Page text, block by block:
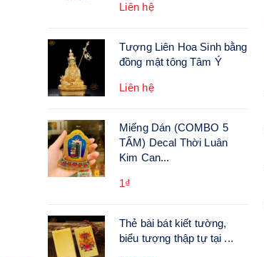
Liên hệ
Tượng Liên Hoa Sinh bằng
đồng mật tông Tâm Ý
Liên hệ
Miếng Dán (COMBO 5
TẤM) Decal Thời Luân
Kim Can...
1₫
Thẻ bài bát kiết tường,
biểu tượng thập tự tại ...